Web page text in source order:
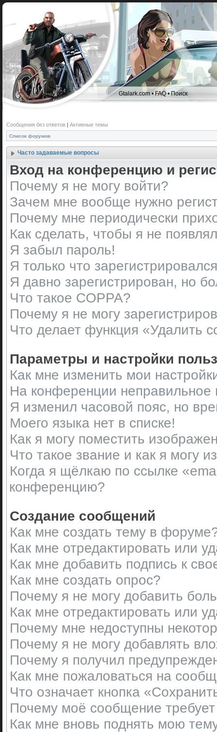
Gtalark.com •FAQ•Поиск
Сообщения без ответов | Активные темы
Список форумов
Часто задаваемые вопросы
Вход на конференцию и
Почему я не могу войти?
Зачем мне вообще нужно
Почему мне периодически
Как сделать, чтобы я не
Я забыл пароль!
Я только что
Я давно зарегистрирован, но
Что такое COPPA?
Почему я не могу
Что делает функция «Удалить
Параметры и настройки
Как мне изменить мои
На конференции неправильное
Я изменил часовой пояс, но
Моего языка нет в списке!
Как я могу поместить
Что такое звание и как я могу
Когда я щёлкаю по ссылке
конференцию?
Создание сообщений
Как мне создать тему в
Как мне отредактировать или
Как мне добавить подпись к
Как мне создать опрос?
Почему я не могу добавить
Как мне отредактировать или
Почему мне недоступны
Почему я не могу добавлять
Почему я получил
Как мне пожаловаться на
Что означает кнопка
Почему моё сообщение
Как мне вновь поднять мою